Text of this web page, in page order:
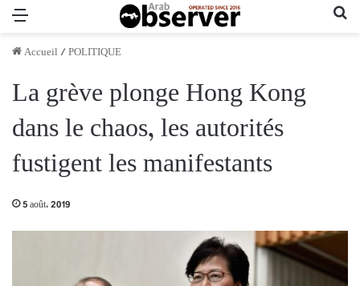
Accueil /POLITIQUE
La grève plonge Hong Kong
dans le chaos, les autorités
fustigent les manifestants
5 août، 2019